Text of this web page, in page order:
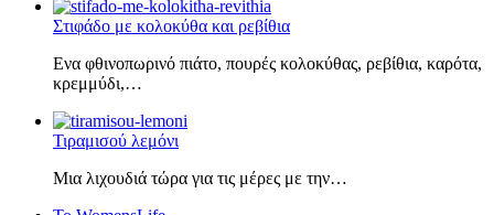
Στιφάδο με κολοκύθα και ρεβίθια
Ενα φθινοπωρινό πιάτο, πουρές κολοκύθας, ρεβίθια, καρότα,
κρεμμύδι,…
Τιραμισού λεμόνι
Μια λιχουδιά τώρα για τις μέρες με την…